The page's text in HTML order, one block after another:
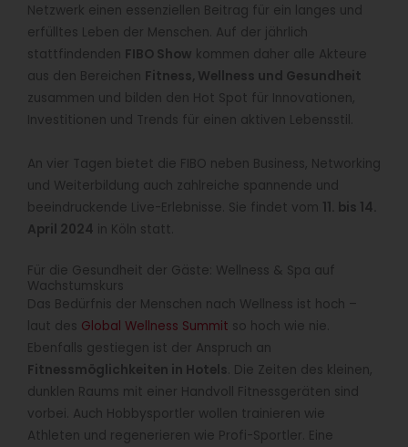
Netzwerk einen essenziellen Beitrag für ein langes und
erfülltes Leben der Menschen. Auf der jährlich
stattfindenden FIBO Show kommen daher alle Akteure
aus den Bereichen Fitness, Wellness und Gesundheit
zusammen und bilden den Hot Spot für Innovationen,
Investitionen und Trends für einen aktiven Lebensstil.
An vier Tagen bietet die FIBO neben Business, Networking
und Weiterbildung auch zahlreiche spannende und
beeindruckende Live-Erlebnisse. Sie findet vom 11. bis 14.
April 2024 in Köln statt.
Für die Gesundheit der Gäste: Wellness & Spa auf
Wachstumskurs
Das Bedürfnis der Menschen nach Wellness ist hoch –
laut des Global Wellness Summit so hoch wie nie.
Ebenfalls gestiegen ist der Anspruch an
Fitnessmöglichkeiten in Hotels . Die Zeiten des kleinen,
dunklen Raums mit einer Handvoll Fitnessgeräten sind
vorbei. Auch Hobbysportler wollen trainieren wie
Athleten und regenerieren wie Profi-Sportler. Eine